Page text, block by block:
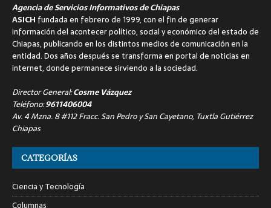
Agencia de Servicios Informativos de Chiapas
ASICH fundada en febrero de 1999, con el fin de generar
información del acontecer político, social y económico del estado de
Chiapas, publicando en los distintos medios de comunicación en la
entidad. Dos años después se transforma en portal de noticias en
internet, donde permanece sirviendo a la sociedad.
Director General:Cosme Vázquez
Teléfono:9611406004
Av. 4 Mzna. 8 #112 Fracc. San Pedro y San Cayetano, Tuxtla Gutiérrez
Chiapas
CATEGORÍAS
Ciencia y Tecnología
Columnas